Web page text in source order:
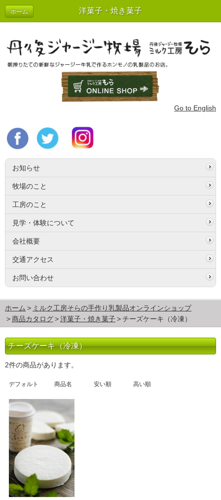
洋菓子・焼き菓子
ホーム
Go to English
お知らせ
牧場のこと
工房のこと
見学・体験について
会社概要
交通アクセス
お問い合わせ
ホーム
ミルク工房そらの手作り乳製品オンラインショップ
商品カタログ
洋菓子・焼き菓子 チーズケーキ（冷凍）
チーズケーキ（冷凍）
2件の商品があります。
デフォルト 商品名 安い順 高い順